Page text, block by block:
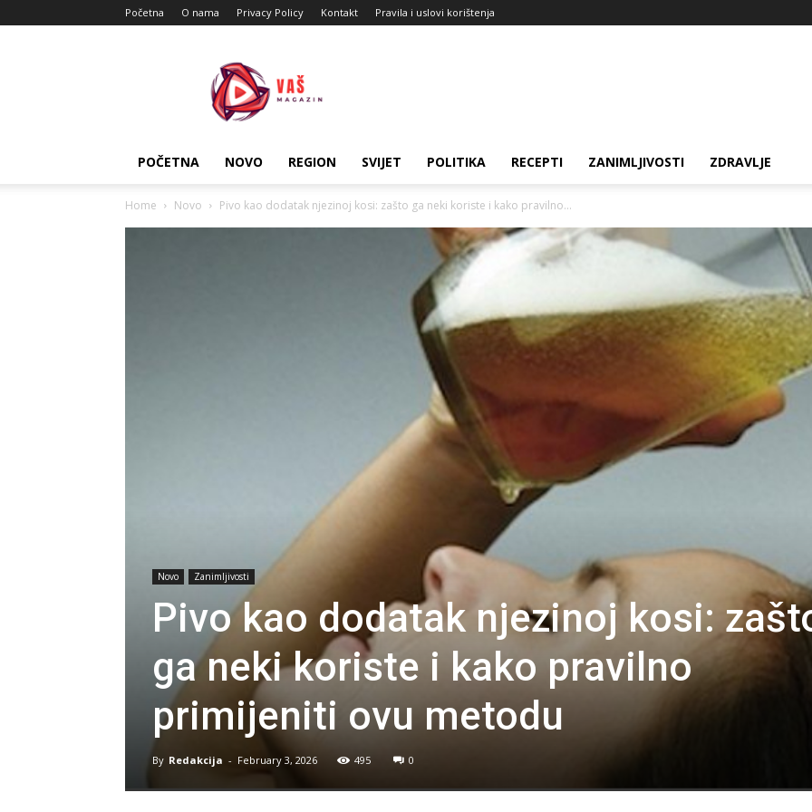
Početna O nama Privacy Policy Kontakt Pravila i uslovi korištenja
Magazin
POČETNA NOVO REGION SVIJET POLITIKA RECEPTI ZANIMLJIVOSTI ZDRAVLJE
Home Novo Pivo kao dodatak njezinoj kosi: zašto ga neki koriste i kako pravilno...
Novo Zanimljivosti
Pivo kao dodatak njezinoj kosi:
ga neki koriste i kako pravilno
primijeniti ovu metodu
By Redakcija - February 3, 2026 495 0